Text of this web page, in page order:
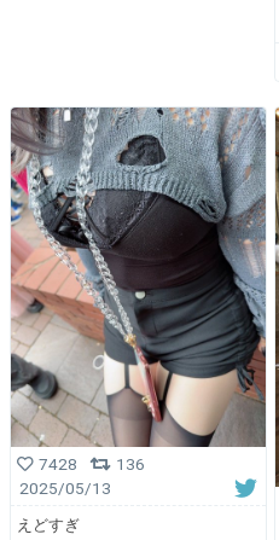
7428
136
2025/05/13
えどすぎ